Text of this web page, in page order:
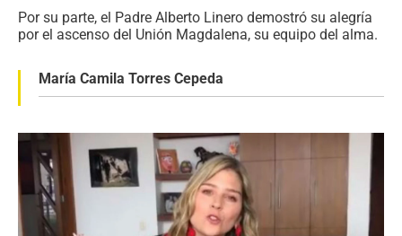
Por su parte, el Padre Alberto Linero demostró su alegría
por el ascenso del Unión Magdalena, su equipo del alma.
María Camila Torres Cepeda